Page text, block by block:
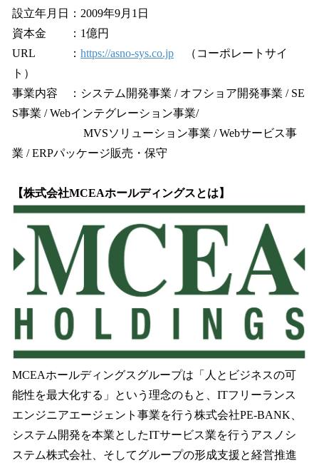
設立年月日：2009年9月1日
資本金 ：1億円
URL ： https://asno-sys.co.jp （コーポレートサイ
ト）
事業内容 ：システム開発事業 / オフショア開発事業 / SE
S事業 / Webインテグレーション事業/
MVSソリューション事業 / Webサービス事
業 / ERPパッケージ販売・保守
【株式会社MCEAホールディングスとは】
MCEAホールディングスグループは「人とビジネスの可
能性を最大化する」という理念のもと、ITフリーランス
エンジニアエージェント事業を行う株式会社PE-BANK、
システム開発を本業としたITサービス業を行うアスノシ
ステム株式会社、そしてグループの形成支援と経営推進